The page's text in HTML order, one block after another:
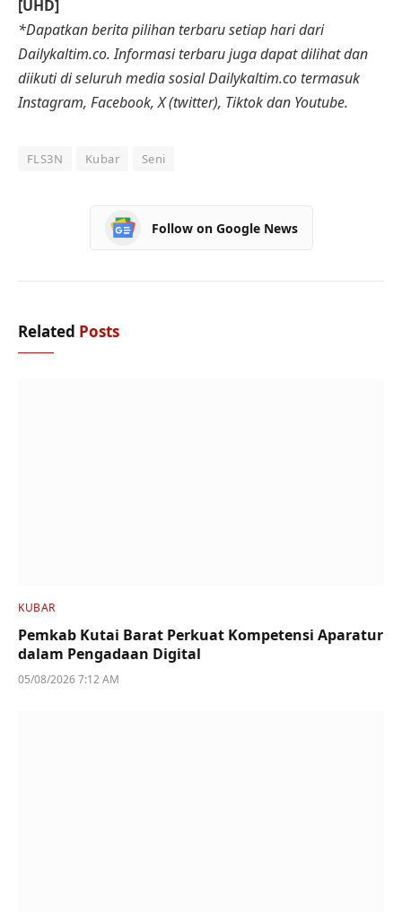
[UHD]
*Dapatkan berita pilihan terbaru setiap hari dari
Dailykaltim.co. Informasi terbaru juga dapat dilihat dan
diikuti di seluruh media sosial Dailykaltim.co termasuk
Instagram, Facebook, X (twitter), Tiktok dan Youtube.
FLS3N Kubar Seni
Follow on Google News
Related Posts
KUBAR
Pemkab Kutai Barat Perkuat Kompetensi Aparatur
dalam Pengadaan Digital
05/08/2026 7:12 AM